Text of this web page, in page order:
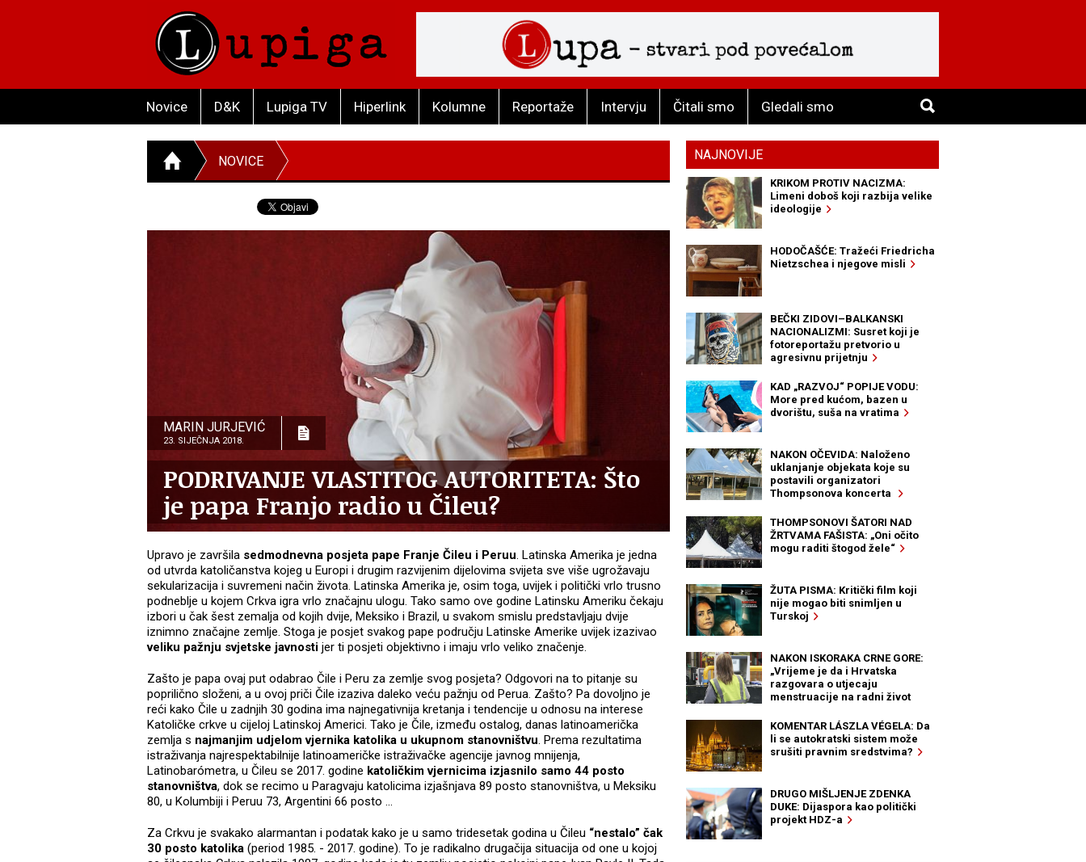
Novice D&K Lupiga TV Hiperlink Kolumne Reportaže Intervju Čitali smo Gledali smo
NOVICE
MARIN JURJEVIĆ
23. SIJEČNJA 2018.
PODRIVANJE VLASTITOG AUTORITETA: Što
je papa Franjo radio u Čileu?
Upravo je završila sedmodnevna posjeta pape Franje Čileu i Peruu. Latinska Amerika je jedna
od utvrda katoličanstva kojeg u Europi i drugim razvijenim dijelovima svijeta sve više ugrožavaju
sekularizacija i suvremeni način života. Latinska Amerika je, osim toga, uvijek i politički vrlo trusno
podneblje u kojem Crkva igra vrlo značajnu ulogu. Tako samo ove godine Latinsku Ameriku čekaju
izbori u čak šest zemalja od kojih dvije, Meksiko i Brazil, u svakom smislu predstavljaju dvije
iznimno značajne zemlje. Stoga je posjet svakog pape području Latinske Amerike uvijek izazivao
veliku pažnju svjetske javnosti jer ti posjeti objektivno i imaju vrlo veliko značenje.
Zašto je papa ovaj put odabrao Čile i Peru za zemlje svog posjeta? Odgovori na to pitanje su
poprilično složeni, a u ovoj priči Čile izaziva daleko veću pažnju od Perua. Zašto? Pa dovoljno je
reći kako Čile u zadnjih 30 godina ima najnegativnija kretanja i tendencije u odnosu na interese
Katoličke crkve u cijeloj Latinskoj Americi. Tako je Čile, između ostalog, danas latinoamerička
zemlja s najmanjim udjelom vjernika katolika u ukupnom stanovništvu. Prema rezultatima
istraživanja najrespektabilnije latinoameričke istraživačke agencije javnog mnijenja,
Latinobarómetra, u Čileu se 2017. godine katoličkim vjernicima izjasnilo samo 44 posto
stanovništva, dok se recimo u Paragvaju katolicima izjašnjava 89 posto stanovništva, u Meksiku
80, u Kolumbiji i Peruu 73, Argentini 66 posto ...
Za Crkvu je svakako alarmantan i podatak kako je u samo tridesetak godina u Čileu “nestalo” čak
30 posto katolika (period 1985. - 2017. godine). To je radikalno drugačija situacija od one u kojoj
NAJNOVIJE
KRIKOM PROTIV NACIZMA:
Limeni doboš koji razbija velike
ideologije
HODOČAŠĆE: Tražeći Friedricha
Nietzschea i njegove misli
BEČKI ZIDOVI–BALKANSKI
NACIONALIZMI: Susret koji je
fotoreportažu pretvorio u
agresivnu prijetnju
KAD „RAZVOJ“ POPIJE VODU:
More pred kućom, bazen u
dvorištu, suša na vratima
NAKON OČEVIDA: Naloženo
uklanjanje objekata koje su
postavili organizatori
Thompsonova koncerta
THOMPSONOVI ŠATORI NAD
ŽRTVAMA FAŠISTA: „Oni očito
mogu raditi štogod žele“
ŽUTA PISMA: Kritički film koji
nije mogao biti snimljen u
Turskoj
NAKON ISKORAKA CRNE GORE:
„Vrijeme je da i Hrvatska
razgovara o utjecaju
menstruacije na radni život
KOMENTAR LÁSZLA VÉGELA: Da
li se autokratski sistem može
srušiti pravnim sredstvima?
DRUGO MIŠLJENJE ZDENKA
DUKE: Dijaspora kao politički
projekt HDZ-a